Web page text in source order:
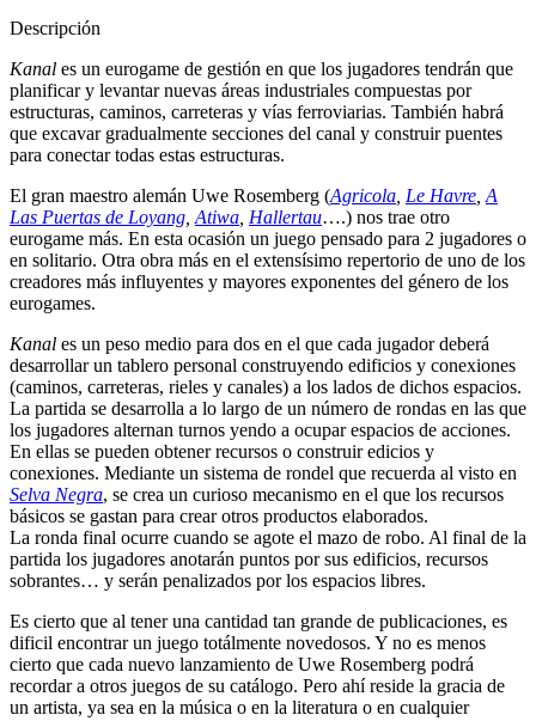
Descripción
Kanal es un eurogame de gestión en que los jugadores tendrán que
planificar y levantar nuevas áreas industriales compuestas por
estructuras, caminos, carreteras y vías ferroviarias. También habrá
que excavar gradualmente secciones del canal y construir puentes
para conectar todas estas estructuras.
El gran maestro alemán Uwe Rosemberg (Agricola Le Havre A
Las Puertas de Loyang Atiwa Hallertau….) nos trae otro
eurogame más. En esta ocasión un juego pensado para 2 jugadores o
en solitario. Otra obra más en el extensísimo repertorio de uno de los
creadores más influyentes y mayores exponentes del género de los
eurogames.
Kanal es un peso medio para dos en el que cada jugador deberá
desarrollar un tablero personal construyendo edificios y conexiones
(caminos, carreteras, rieles y canales) a los lados de dichos espacios.
La partida se desarrolla a lo largo de un número de rondas en las que
los jugadores alternan turnos yendo a ocupar espacios de acciones.
En ellas se pueden obtener recursos o construir edicios y
conexiones. Mediante un sistema de rondel que recuerda al visto en
Selva Negra, se crea un curioso mecanismo en el que los recursos
básicos se gastan para crear otros productos elaborados.
La ronda final ocurre cuando se agote el mazo de robo. Al final de la
partida los jugadores anotarán puntos por sus edificios, recursos
sobrantes… y serán penalizados por los espacios libres.
Es cierto que al tener una cantidad tan grande de publicaciones, es
dificil encontrar un juego totálmente novedosos. Y no es menos
cierto que cada nuevo lanzamiento de Uwe Rosemberg podrá
recordar a otros juegos de su catálogo. Pero ahí reside la gracia de
un artista, ya sea en la música o en la literatura o en cualquier